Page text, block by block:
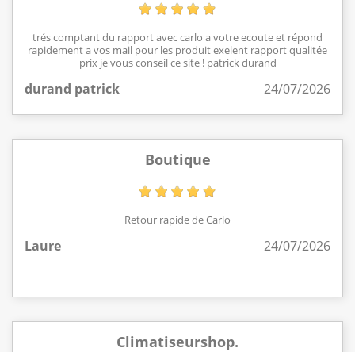
trés comptant du rapport avec carlo a votre ecoute et répond
rapidement a vos mail pour les produit exelent rapport qualitée
prix je vous conseil ce site ! patrick durand
durand patrick 24/07/2026
Boutique
Retour rapide de Carlo
Laure 24/07/2026
Climatiseurshop.